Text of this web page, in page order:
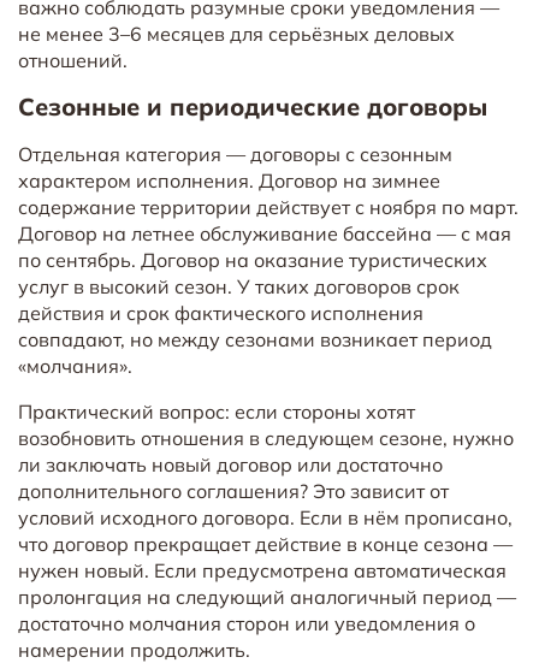
важно соблюдать разумные сроки уведомления —
не менее 3–6 месяцев для серьёзных деловых
отношений.
Сезонные и периодические договоры
Отдельная категория — договоры с сезонным
характером исполнения. Договор на зимнее
содержание территории действует с ноября по март.
Договор на летнее обслуживание бассейна — с мая
по сентябрь. Договор на оказание туристических
услуг в высокий сезон. У таких договоров срок
действия и срок фактического исполнения
совпадают, но между сезонами возникает период
«молчания».
Практический вопрос: если стороны хотят
возобновить отношения в следующем сезоне, нужно
ли заключать новый договор или достаточно
дополнительного соглашения? Это зависит от
условий исходного договора. Если в нём прописано,
что договор прекращает действие в конце сезона —
нужен новый. Если предусмотрена автоматическая
пролонгация на следующий аналогичный период —
достаточно молчания сторон или уведомления о
намерении продолжить.